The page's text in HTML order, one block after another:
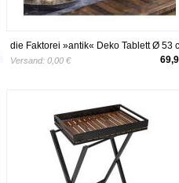
die Faktorei »antik« Deko Tablett Ø 53
Versand: 0,00 €